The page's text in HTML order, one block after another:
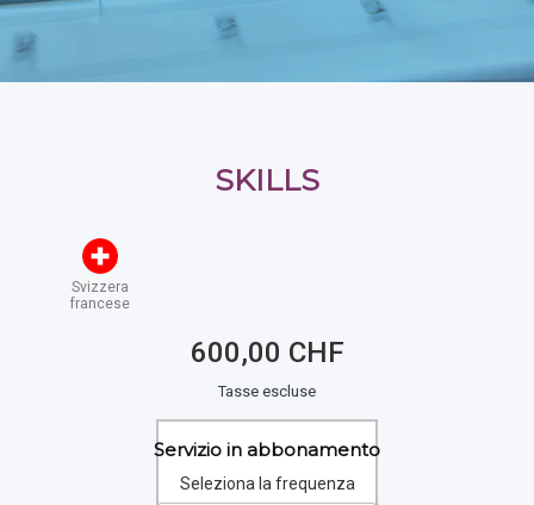
SKILLS
Svizzera
francese
600,00 CHF
Tasse escluse
Servizio in abbonamento
Seleziona la frequenza